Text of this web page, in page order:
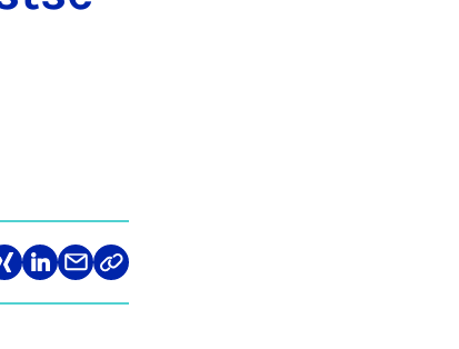
Teilen
auf
Teilen
auf
Teilen
über
Link
kopieren